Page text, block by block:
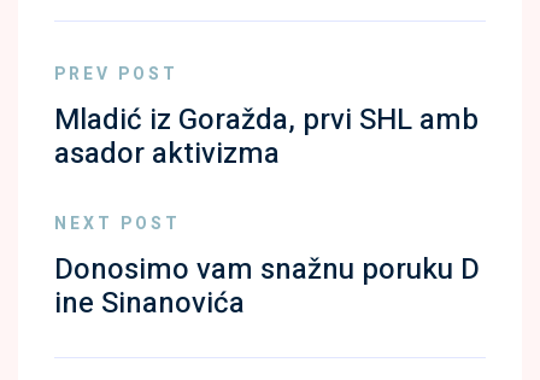
PREV POST
Mladić iz Goražda, prvi SHL amb
asador aktivizma
NEXT POST
Donosimo vam snažnu poruku D
ine Sinanovića